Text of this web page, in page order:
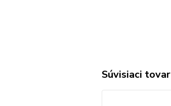
Súvisiaci tovar